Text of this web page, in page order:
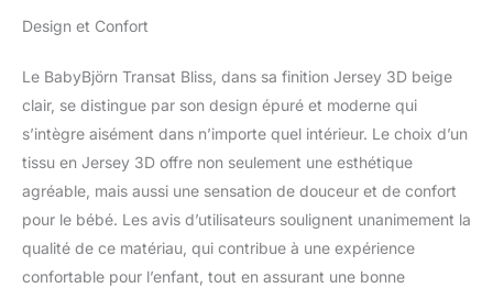
Design et Confort
Le BabyBjörn Transat Bliss, dans sa finition Jersey 3D beige
clair, se distingue par son design épuré et moderne qui
s’intègre aisément dans n’importe quel intérieur. Le choix d’un
tissu en Jersey 3D offre non seulement une esthétique
agréable, mais aussi une sensation de douceur et de confort
pour le bébé. Les avis d’utilisateurs soulignent unanimement la
qualité de ce matériau, qui contribue à une expérience
confortable pour l’enfant, tout en assurant une bonne